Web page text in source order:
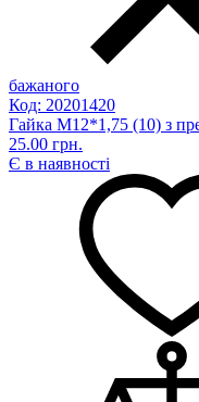
бажаного
Код: 20201420
Гайка М12*1,75 (10) з
25.00 грн.
Є в наявності